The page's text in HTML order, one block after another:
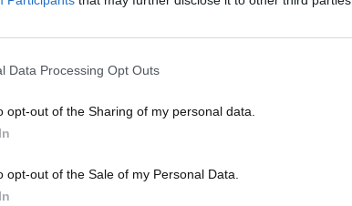
Data Processing Opt Outs
opt-out of the Sharing of my personal data.
opt-out of the Sale of my Personal Data.
è tutto vero.
incredibile
Romeo Spider del 1991 modificata
è stata capace di fare registrare la
di velocità acquistabile a praticamente la cifra di un
grazie a un annuncio apparso su Facebook